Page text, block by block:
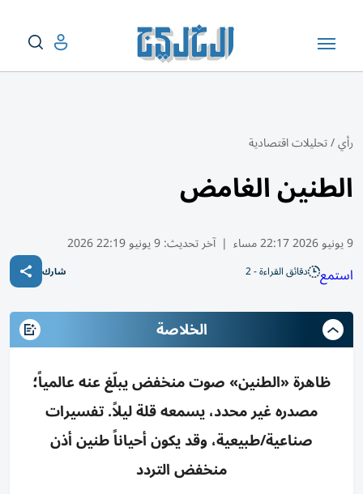
رأي/تحليلات اقتصادية
الطنين الغامض
9 يونيو 2026 22:17 مساء | آخر تحديث:9 يونيو 22:19 2026
استمع دقائق القراءة - 2 شارك
الخلاصة
ظاهرة «الطنين» صوت منخفض يبلّغ عنه عالمياً؛
مصدره غير محدد، يسمعه قلة ليلاً. تفسيرات
صناعية/طبيعية، وقد يكون أحياناً طنين أذن
منخفض التردد